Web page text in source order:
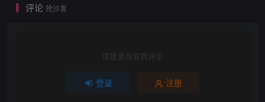
评论 抢沙发
请登录后发表评论
登录 注册